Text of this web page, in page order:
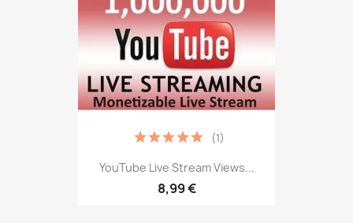
YouTube Live Stream Views...
8,99 €
(1)